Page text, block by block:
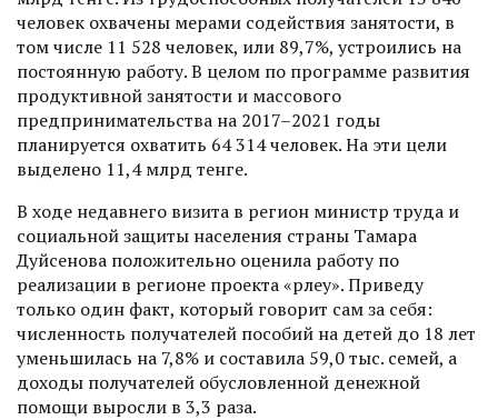
человек охвачены мерами содействия занятости, в
том числе 11 528 человек, или 89,7%, устроились на
постоянную работу. В целом по программе развития
продуктивной занятости и массового
предпринимательства на 2017–2021 годы
планируется охватить 64 314 человек. На эти цели
выделено 11,4 млрд тенге.
В ходе недавнего визита в регион министр труда и
социальной защиты населения страны Тамара
Дуйсенова положительно оценила работу по
реализации в регионе проекта «Өрлеу». Приведу
только один факт, который говорит сам за себя:
численность получателей пособий на детей до 18 лет
уменьшилась на 7,8% и составила 59,0 тыс. семей, а
доходы получателей обусловленной денежной
помощи выросли в 3,3 раза.